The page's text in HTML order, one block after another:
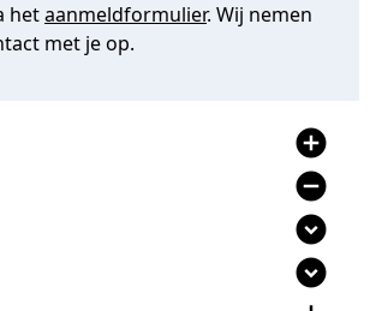
hetaanmeldformulier. Wij nemen
met je op.
add_circle
remove_circle
expand_circle_down
expand_circle_down